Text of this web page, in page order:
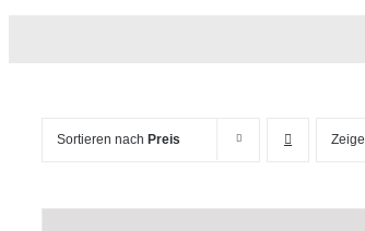
Sortieren nach Preis Zeige